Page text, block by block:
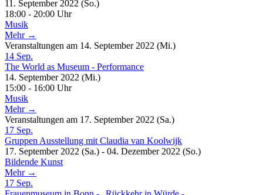
11. September 2022 (So.)
18:00 - 20:00 Uhr
Musik
Mehr →
Veranstaltungen am 14. September 2022 (Mi.)
14 Sep.
The World as Museum - Performance
14. September 2022 (Mi.)
15:00 - 16:00 Uhr
Musik
Mehr →
Veranstaltungen am 17. September 2022 (Sa.)
17 Sep.
Gruppen Ausstellung mit Claudia van Koolwijk
17. September 2022 (Sa.) - 04. Dezember 2022 (So.)
Bildende Kunst
Mehr →
17 Sep.